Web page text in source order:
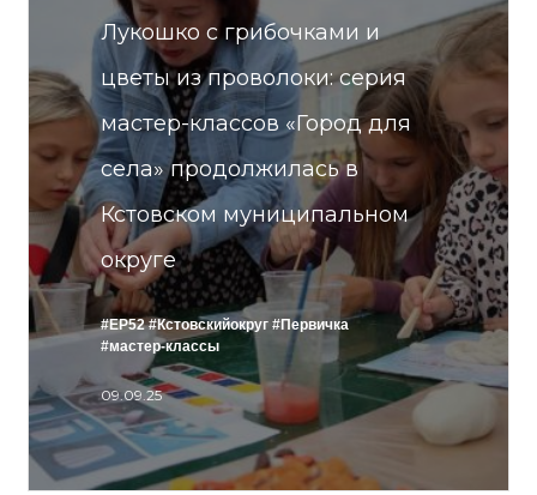
Лукошко с грибочками и
цветы из проволоки: серия
мастер-классов «Город для
села» продолжилась в
Кстовском муниципальном
округе
#ЕР52 #Кстовскийокруг #Первичка
#мастер-классы
09.09.25